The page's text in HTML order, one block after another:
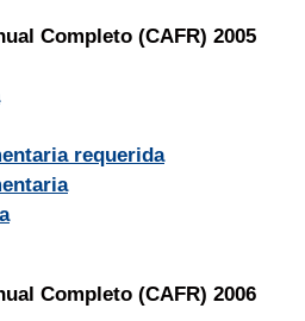
Completo (CAFR) 2005
requerida
Completo (CAFR) 2006